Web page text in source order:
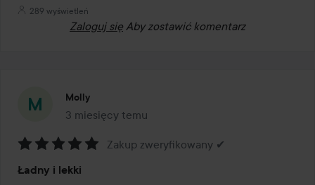
289 wyświetleń
Zaloguj się Aby zostawić komentarz
Molly
3 miesięcy temu
Post został utworzony 3 miesięcy temu
5
Zakup zweryfikowany ✔
Ładny i lekki